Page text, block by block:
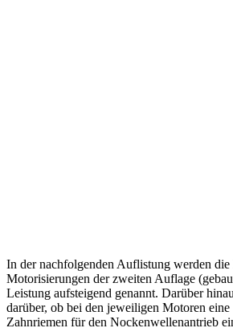
In der nachfolgenden Auflistung werden
Motorisierungen der zweiten Auflage
Leistung aufsteigend genannt. Darüber
darüber, ob bei den jeweiligen Motoren eine
Zahnriemen für den Nockenwellenantrieb